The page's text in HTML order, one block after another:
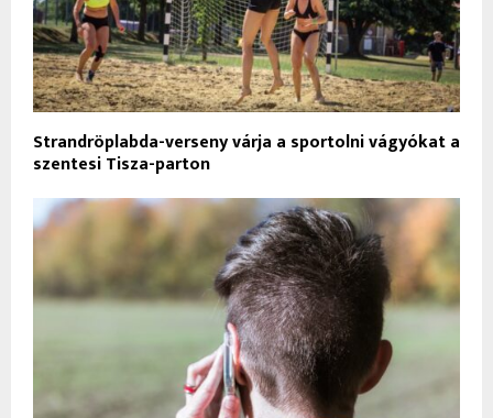
Strandröplabda-verseny várja a sportolni vágyókat a
szentesi Tisza-parton